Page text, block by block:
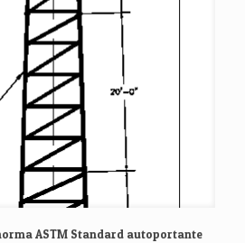
ASTM Standard autoportante